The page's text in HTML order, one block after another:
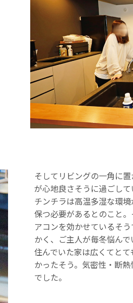
そしてリビングの一角に
が心地良さそうに過ごして
チンチラは高温多湿な環
保つ必要があるとのこと
アコンを効かせているそ
かく、ご主人が毎冬悩ん
住んでいた家は広くてと
かったそう。気密性・断
でした。